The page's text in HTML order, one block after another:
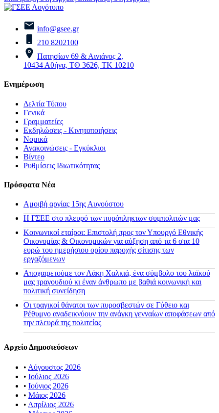
info@gsee.gr
210 8202100
Πατησίων 69 & Αινιάνος 2,
10434 Αθήνα, ΤΘ 3626, ΤΚ 10210
Ενημέρωση
Δελτία Τύπου
Γενικά
Γραμματείες
Εκδηλώσεις - Κινητοποιήσεις
Νομικά
Ανακοινώσεις - Εγκύκλιοι
Βίντεο
Ρυθμίσεις Ιδιωτικότητας
Πρόσφατα Νέα
Αμοιβή αργίας 15ης Αυγούστου
H ΓΣΕΕ στο πλευρό των πυρόπληκτων συμπολιτών μας
Κοινωνικοί εταίροι: Επιστολή προς τον Υπουργό Εθνικής
Οικονομίας & Οικονομικών για αύξηση από τα 6 στα 10
ευρώ του ημερήσιου ορίου παροχής σίτισης των
εργαζόμενων
Αποχαιρετούμε τον Λάκη Χαλκιά, ένα σύμβολο του λαϊκού
μας τραγουδιού κι έναν άνθρωπο με βαθιά κοινωνική και
πολιτική συνείδηση
Οι τραγικοί θάνατοι των πυροσβεστών σε Γύθειο και
Ρέθυμνο αναδεικνύουν την ανάγκη γενναίων αποφάσεων από
την πλευρά της πολιτείας
Αρχείο Δημοσιεύσεων
• Αύγουστος 2026
• Ιούλιος 2026
• Ιούνιος 2026
• Μάιος 2026
• Απρίλιος 2026